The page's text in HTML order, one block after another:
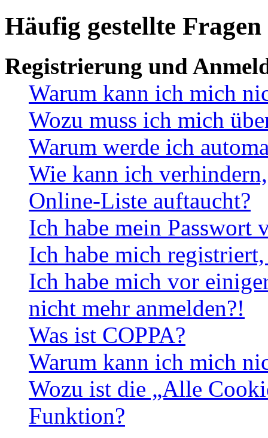
Häufig gestellte Fragen
Registrierung und
Warum kann ich mich
Wozu muss ich mich
Warum werde ich
Wie kann ich
Online-Liste auftaucht?
Ich habe mein Passwort
Ich habe mich
Ich habe mich vor
nicht mehr anmelden?!
Was ist COPPA?
Warum kann ich mich
Wozu ist die „Alle
Funktion?